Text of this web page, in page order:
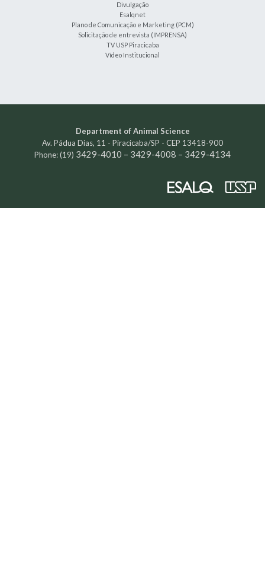
Divulgação
Esalqnet
Plano de Comunicação e Marketing (PCM)
Solicitação de entrevista (IMPRENSA)
TV USP Piracicaba
Vídeo Institucional
Department ofAnimal Science
Av. Pádua Dias, 11 - Piracicaba/SP - CEP 13418-900
Phone: (19) 3429-4010 – 3429-4008 – 3429-4134